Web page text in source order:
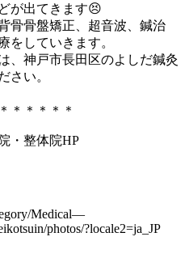
が出てきます😣
骨骨盤矯正、超音波、鍼治
をしていきます。
、神戸市長田区のよしだ鍼灸
さい。
＊＊＊＊＊
・整体院HP
Medical—
photos/?locale2=ja_JP